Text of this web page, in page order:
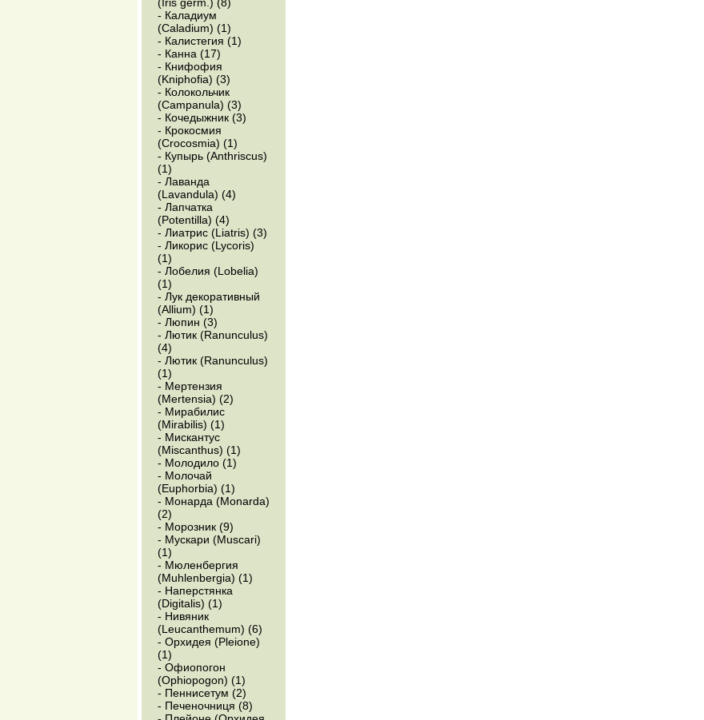
- Каладиум
(Caladium) (1)
- Калистегия (1)
- Канна (17)
- Книфофия
(Kniphofia) (3)
- Колокольчик
(Campanula) (3)
- Кочедыжник (3)
- Крокосмия
(Crocosmia) (1)
- Купырь (Anthriscus)
(1)
- Лаванда
(Lavandula) (4)
- Лапчатка
(Potentilla) (4)
- Лиатрис (Liatris) (3)
- Ликорис (Lycoris)
(1)
- Лобелия (Lobelia)
(1)
- Лук декоративный
(Allium) (1)
- Люпин (3)
- Лютик (Ranunculus)
(4)
- Лютик (Ranunculus)
(1)
- Мертензия
(Mertensia) (2)
- Мирабилис
(Mirabilis) (1)
- Мискантус
(Miscanthus) (1)
- Молодило (1)
- Молочай
(Euphorbia) (1)
- Монарда (Monarda)
(2)
- Морозник (9)
- Мускари (Muscari)
(1)
- Мюленбергия
(Muhlenbergia) (1)
- Наперстянка
(Digitalis) (1)
- Нивяник
(Leucanthemum) (6)
- Орхидея (Pleione)
(1)
- Офиопогон
(Ophiopogon) (1)
- Пеннисетум (2)
- Печеночниця (8)